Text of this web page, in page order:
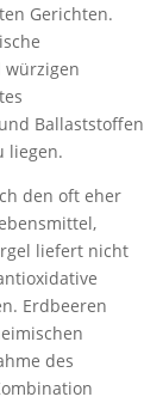
Gerichten.
würzigen
Ballaststoffen
liegen.
den oft eher
liefert nicht
Erdbeeren
des